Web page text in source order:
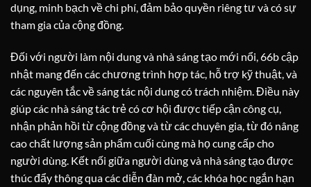
dụng, minh bạch về chi phí, đảm bảo quyền riêng tư và có sự
tham gia của cộng đồng.
Đối với người làm nội dung và nhà sáng tạo mới nổi, 66b cập
nhật mang đến các chương trình hợp tác, hỗ trợ kỹ thuật, và
các nguyên tắc về sáng tác nội dung có trách nhiệm. Điều này
giúp các nhà sáng tác trẻ có cơ hội được tiếp cận công cụ,
nhận phản hồi từ cộng đồng và từ các chuyên gia, từ đó nâng
cao chất lượng sản phẩm cuối cùng mà họ cung cấp cho
người dùng. Kết nối giữa người dùng và nhà sáng tạo được
thúc đẩy thông qua các diễn đàn mở, các khóa học ngắn hạn